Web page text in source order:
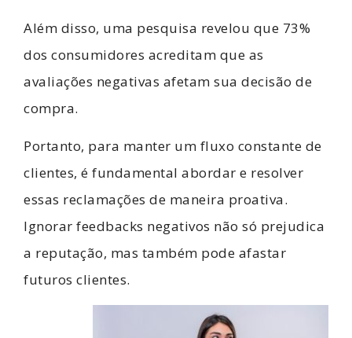
Além disso, uma pesquisa revelou que 73%
dos consumidores acreditam que as
avaliações negativas afetam sua decisão de
compra.
Portanto, para manter um fluxo constante de
clientes, é fundamental abordar e resolver
essas reclamações de maneira proativa.
Ignorar feedbacks negativos não só prejudica
a reputação, mas também pode afastar
futuros clientes.